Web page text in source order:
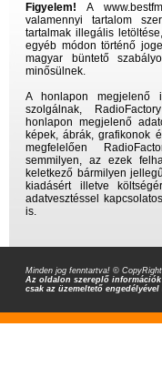
Figyelem!A
valamennyi tartalom
tartalmak illegális
egyéb módon történő
magyar büntető
minősülnek.
A honlapon megjelenő
szolgálnak,
honlapon megjelenő
képek, ábrák, grafikonok
megfelelően
semmilyen, az ezek
keletkező bármilyen
kiadásért illetve
adatvesztéssel
is.
Minden jog fenntartva! ©
Az oldalon szereplő információk
csak az üzemeltető engedélyével